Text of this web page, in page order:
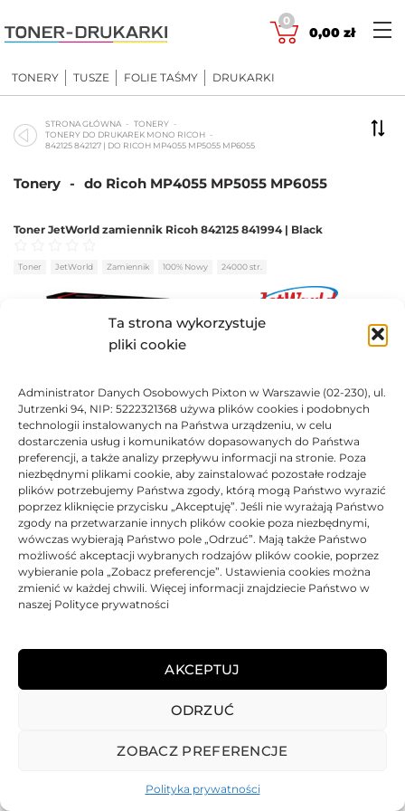
Ta strona wykorzystuje
pliki cookie
Administrator Danych Osobowych Pixton w Warszawie (02-230), ul.
Jutrzenki 94, NIP: 5222321368 używa plików cookies i podobnych
technologii instalowanych na Państwa urządzeniu, w celu
dostarczenia usług i komunikatów dopasowanych do Państwa
preferencji, a także analizy przepływu informacji na stronie. Poza
niezbędnymi plikami cookie, aby zainstalować pozostałe rodzaje
plików potrzebujemy Państwa zgody, którą mogą Państwo wyrazić
poprzez kliknięcie przycisku „Akceptuję”. Jeśli nie wyrażają Państwo
zgody na przetwarzanie innych plików cookie poza niezbędnymi,
wówczas wybierają Państwo pole „Odrzuć”. Mają także Państwo
możliwość akceptacji wybranych rodzajów plików cookie, poprzez
wybieranie pola „Zobacz preferencje”. Ustawienia cookies można
zmienić w każdej chwili. Więcej informacji znajdziecie Państwo w
naszej Polityce prywatności
AKCEPTUJ
ODRZUĆ
ZOBACZ PREFERENCJE
Polityka prywatności
to
content
0
0,00 zł
TONERY TUSZE FOLIE TAŚMY DRUKARKI
STRONA GŁÓWNA
TONERY
TONERY DO DRUKAREK MONO RICOH
842125 842127 | DO RICOH MP4055 MP5055 MP6055
Tonery - do Ricoh MP4055 MP5055 MP6055
Toner JetWorld zamiennik Ricoh 842125 841994 | Black
Oceniono na 5
Toner JetWorld Zamiennik 100% Nowy 24000 str.
143,41
BRAK
Toner JetWorld zamiennik Ricoh 842127 | Black
Oceniono0na 5
Toner JetWorld Zamiennik 100% Nowy 48000 str.
199,92zł
ALL RIGHTS RESERVED. WEBSITE PROTECTED